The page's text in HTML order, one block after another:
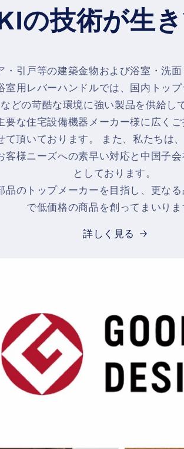
の技術が生き
・引戸等の建築金物および浴室・洗
室用レバーハンドルでは、国内トッ
などの苛酷な環境に強い製品を供給し
要な住宅設備機器メーカー様に広く
て頂いております。 また、私たちは
客様ニーズへの素早い対応と中国子
としております。
品のトップメーカーを目指し、更な
で低価格の商品を創ってまいりま
詳しく見る